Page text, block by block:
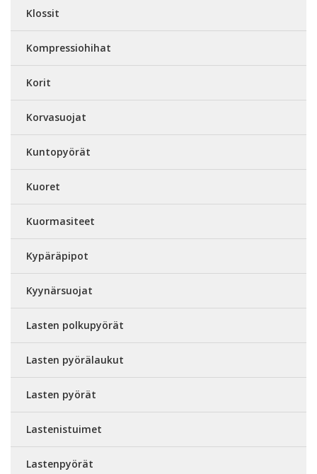
Klossit
Kompressiohihat
Korit
Korvasuojat
Kuntopyörät
Kuoret
Kuormasiteet
Kypäräpipot
Kyynärsuojat
Lasten polkupyörät
Lasten pyörälaukut
Lasten pyörät
Lastenistuimet
Lastenpyörät